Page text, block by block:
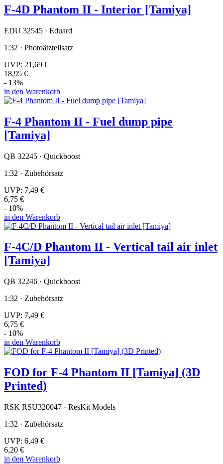
F-4D Phantom II - Interior [Tamiya]
EDU 32545 · Eduard
1:32 · Photoätzteilsatz
UVP: 21,69 €
18,95 €
- 13%
in den Warenkorb
F-4 Phantom II - Fuel dump pipe
[Tamiya]
QB 32245 · Quickboost
1:32 · Zubehörsatz
UVP: 7,49 €
6,75 €
- 10%
in den Warenkorb
F-4C/D Phantom II - Vertical tail air inlet
[Tamiya]
QB 32246 · Quickboost
1:32 · Zubehörsatz
UVP: 7,49 €
6,75 €
- 10%
in den Warenkorb
FOD for F-4 Phantom II [Tamiya] (3D
Printed)
RSK RSU320047 · ResKit Models
1:32 · Zubehörsatz
UVP: 6,49 €
6,20 €
in den Warenkorb